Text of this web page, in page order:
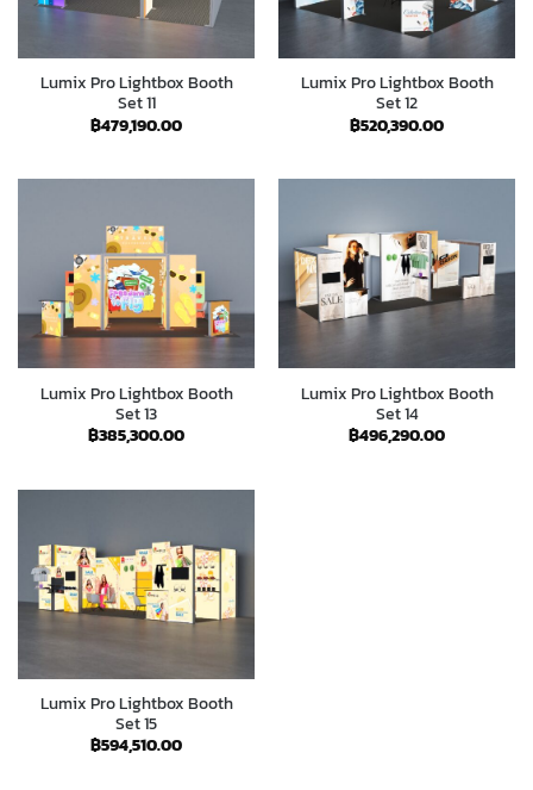
Lumix Pro Lightbox Booth
Set 11
฿479,190.00
Lumix Pro Lightbox Booth
Set 12
฿520,390.00
Lumix Pro Lightbox Booth
Set 13
฿385,300.00
Lumix Pro Lightbox Booth
Set 14
฿496,290.00
Lumix Pro Lightbox Booth
Set 15
฿594,510.00